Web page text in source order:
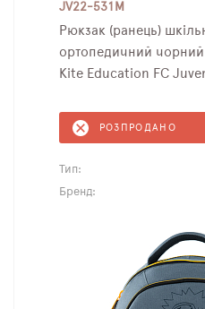
JV22-531M
Рюкзак (ранець)
ортопедичний чорний
Kite Education FC
РОЗПРОДАНО
Тип:
Бренд: